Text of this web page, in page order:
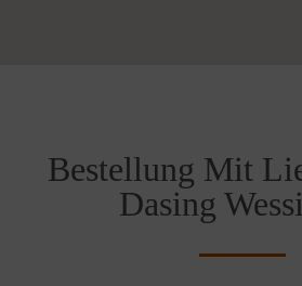
Bestellung Mit
Dasing